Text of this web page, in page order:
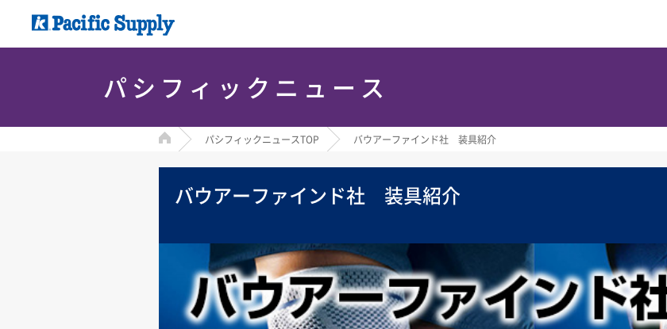
パシフィックニュース
HOME パシフィックニュースTOP バウアーファインド社 装具紹介
バウアーファインド社 装具紹介